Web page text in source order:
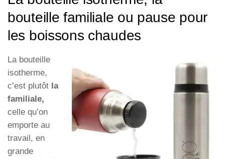
bouteille familiale ou pause pour
les boissons chaudes
La bouteille
isotherme,
c’est plutôt la
familiale,
celle qu’on
emporte au
travail, en
grande